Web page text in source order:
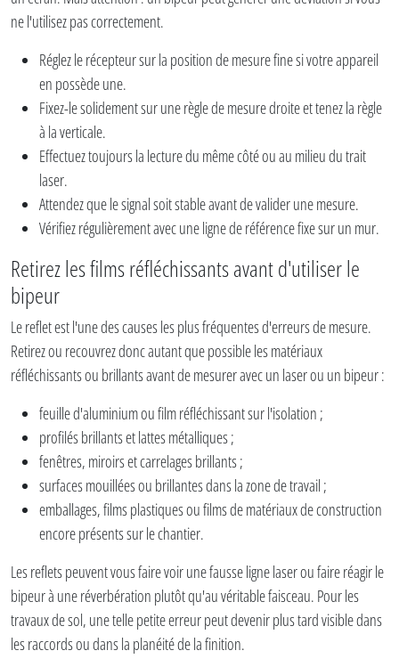
ne l'utilisez pas correctement.
Réglez le récepteur sur la position de mesure fine si votre appareil
en possède une.
Fixez-le solidement sur une règle de mesure droite et tenez la règle
à la verticale.
Effectuez toujours la lecture du même côté ou au milieu du trait
laser.
Attendez que le signal soit stable avant de valider une mesure.
Vérifiez régulièrement avec une ligne de référence fixe sur un mur.
Retirez les films réfléchissants avant d'utiliser le
bipeur
Le reflet est l'une des causes les plus fréquentes d'erreurs de mesure.
Retirez ou recouvrez donc autant que possible les matériaux
réfléchissants ou brillants avant de mesurer avec un laser ou un bipeur :
feuille d'aluminium ou film réfléchissant sur l'isolation ;
profilés brillants et lattes métalliques ;
fenêtres, miroirs et carrelages brillants ;
surfaces mouillées ou brillantes dans la zone de travail ;
emballages, films plastiques ou films de matériaux de construction
encore présents sur le chantier.
Les reflets peuvent vous faire voir une fausse ligne laser ou faire réagir le
bipeur à une réverbération plutôt qu'au véritable faisceau. Pour les
travaux de sol, une telle petite erreur peut devenir plus tard visible dans
les raccords ou dans la planéité de la finition.